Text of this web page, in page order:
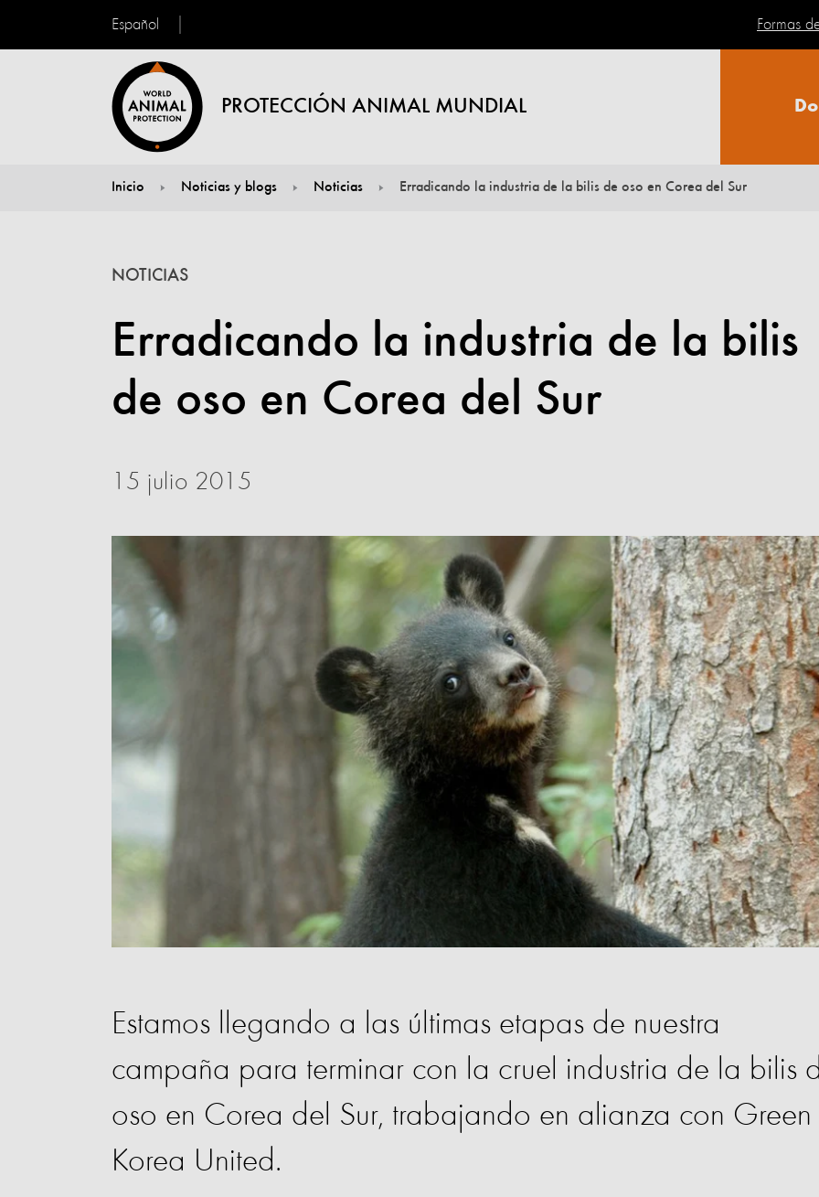
Español
PROTECCIÓN ANIMAL MUNDIAL
Formas
Inicio Noticias y blogs Noticias Erradicando la industria de la bilis de oso en Corea del Sur
Erradicando la industria de la bilis
de oso en Corea del Sur
NOTICIAS
15 julio 2015
Estamos llegando a las últimas etapas de nuestra
campaña para terminar con la cruel industria de la bilis
oso en Corea del Sur, trabajando en alianza con Green
Korea United.